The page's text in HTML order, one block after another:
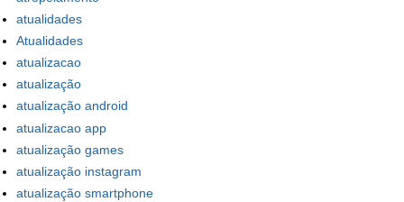
atualidades
Atualidades
atualizacao
atualização
atualização android
atualizacao app
atualização games
atualização instagram
atualização smartphone